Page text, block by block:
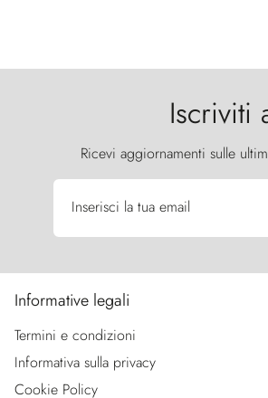
Iscriviti
Ricevi aggiornamenti sulle
Inserisci la tua email
Informative legali
Termini e condizioni
Informativa sulla privacy
Cookie Policy